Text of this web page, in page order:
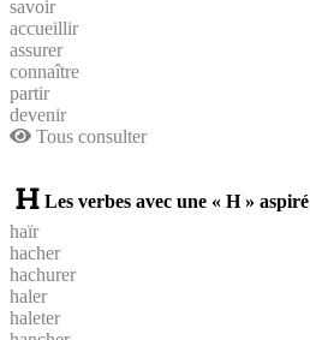
savoir
accueillir
assurer
connaître
partir
devenir
Tous consulter
Les verbes avec une « H » aspiré
haïr
hacher
hachurer
haler
haleter